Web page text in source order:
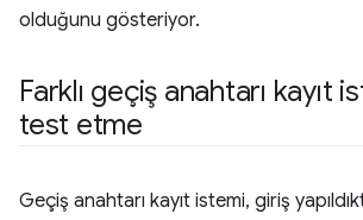
olduğunu gösteriyor.
Farklı geçiş anahtarı kayıt
test etme
Geçiş anahtarı kayıt istemi, giriş